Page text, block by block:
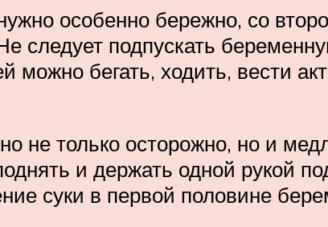
особенно бережно, со
следует подпускать
можно бегать, ходить, вести
не только осторожно, но и
и держать одной рукой
суки в первой половине